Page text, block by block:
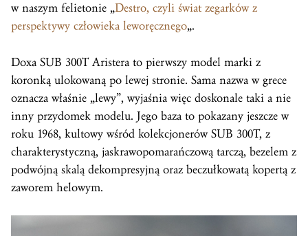
w naszym felietonie „Destro, czyli świat zegarków z
perspektywy człowieka leworęcznego„.
Doxa SUB 300T Aristera to pierwszy model marki z
koronką ulokowaną po lewej stronie. Sama nazwa w grece
oznacza właśnie „lewy”, wyjaśnia więc doskonale taki a nie
inny przydomek modelu. Jego baza to pokazany jeszcze w
roku 1968, kultowy wśród kolekcjonerów SUB 300T, z
charakterystyczną, jaskrawopomarańczową tarczą, bezelem z
podwójną skalą dekompresyjną oraz beczułkowatą kopertą z
zaworem helowym.